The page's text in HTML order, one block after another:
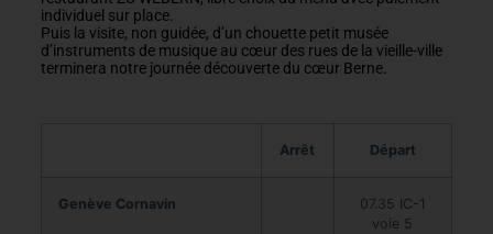
individuel sur place.
Puis la visite, non guidée, d’un chouette petit musée
d’instruments de musique au cœur des rues de la vieille-ville
terminera notre journée découverte du cœur Berne.
Arrêt Départ
Genève Cornavin
07.35 IC-1
voie 5